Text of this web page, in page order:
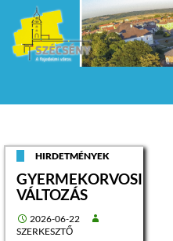
HIRDETMÉNYEK
GYERMEKORVOSI
VÁLTOZÁS
2026-06-22
SZERKESZTŐ
Bejegyzések
navigációja